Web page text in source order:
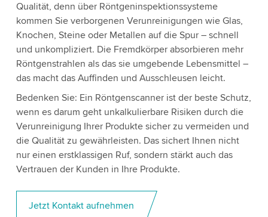
Qualität, denn über Röntgeninspektionssysteme
kommen Sie verborgenen Verunreinigungen wie Glas,
Knochen, Steine oder Metallen auf die Spur – schnell
und unkompliziert. Die Fremdkörper absorbieren mehr
Röntgenstrahlen als das sie umgebende Lebensmittel –
das macht das Auffinden und Ausschleusen leicht.
Bedenken Sie: Ein Röntgenscanner ist der beste Schutz,
wenn es darum geht unkalkulierbare Risiken durch die
Verunreinigung Ihrer Produkte sicher zu vermeiden und
die Qualität zu gewährleisten. Das sichert Ihnen nicht
nur einen erstklassigen Ruf, sondern stärkt auch das
Vertrauen der Kunden in Ihre Produkte.
Jetzt Kontakt aufnehmen